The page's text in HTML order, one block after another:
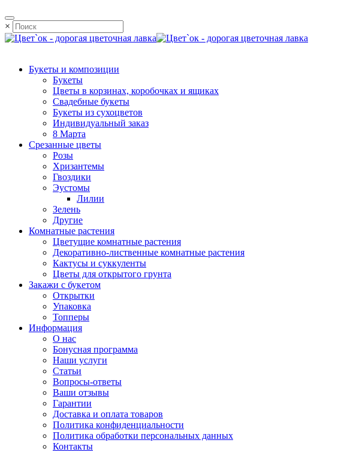
×
Букеты и композиции
Букеты
Цветы в корзинах, коробочках и ящиках
Свадебные букеты
Букеты из сухоцветов
Индивидуальный заказ
8 Марта
Срезанные цветы
Розы
Хризантемы
Гвоздики
Эустомы
Лилии
Зелень
Другие
Комнатные растения
Цветущие комнатные растения
Декоративно-лиственные комнатные растения
Кактусы и суккуленты
Цветы для открытого грунта
Закажи с букетом
Открытки
Упаковка
Топперы
Информация
О нас
Бонусная программа
Наши услуги
Статьи
Вопросы-ответы
Ваши отзывы
Гарантии
Доставка и оплата товаров
Политика конфиденциальности
Политика обработки персональных данных
Контакты